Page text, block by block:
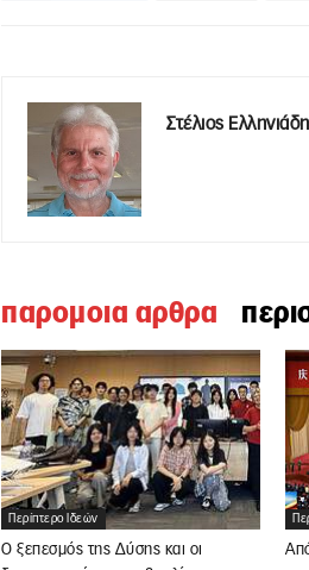
Στέλιος
παρομοια αρθρα
Περίπτερο Ιδεών
Ο ξεπεσμός της Δύσης και οι